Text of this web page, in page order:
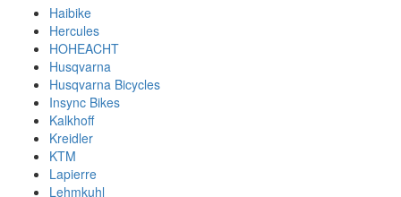
Haibike
Hercules
HOHEACHT
Husqvarna
Husqvarna Bicycles
Insync Bikes
Kalkhoff
Kreidler
KTM
Lapierre
Lehmkuhl